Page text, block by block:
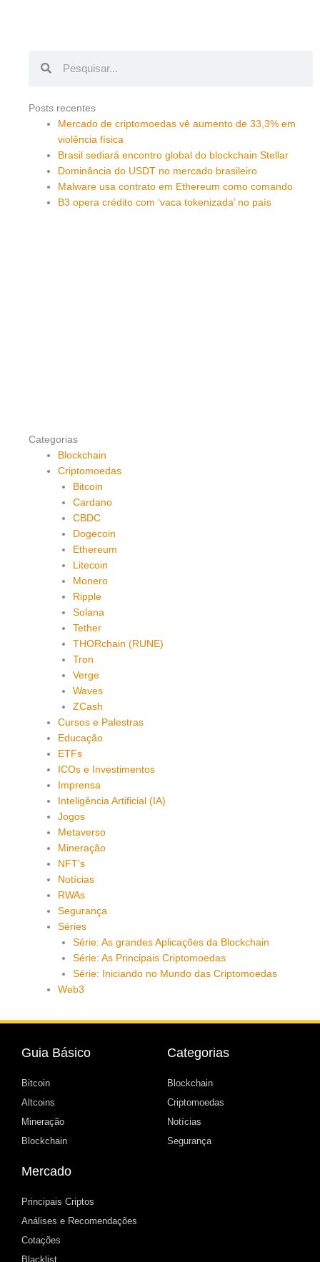
Posts recentes
Mercado de criptomoedas vê aumento de 33,3% em
violência física
Brasil sediará encontro global do blockchain Stellar
Dominância do USDT no mercado brasileiro
Malware usa contrato em Ethereum como comando
B3 opera crédito com ‘vaca tokenizada’ no país
Categorias
Blockchain
Criptomoedas
Bitcoin
Cardano
CBDC
Dogecoin
Ethereum
Litecoin
Monero
Ripple
Solana
Tether
THORchain (RUNE)
Tron
Verge
Waves
ZCash
Cursos e Palestras
Educação
ETFs
ICOs e Investimentos
Imprensa
Inteligência Artificial (IA)
Jogos
Metaverso
Mineração
NFT's
Notícias
RWAs
Segurança
Séries
Série: As grandes Aplicações da Blockchain
Série: As Principais Criptomoedas
Série: Iniciando no Mundo das Criptomoedas
Web3
Guia Básico
Bitcoin
Altcoins
Mineração
Blockchain
Categorias
Blockchain
Criptomoedas
Notícias
Segurança
Mercado
Principais Criptos
Análises e Recomendações
Cotações
Blacklist